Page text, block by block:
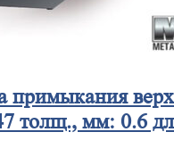
примыкания
толщ., мм: 0.6